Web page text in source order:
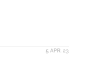
5 APR. 23